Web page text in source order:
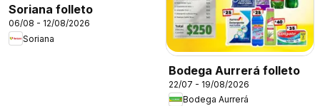
Soriana folleto
06/08 - 12/08/2026
Soriana
Bodega Aurrerá folleto
22/07 - 19/08/2026
Bodega Aurrerá